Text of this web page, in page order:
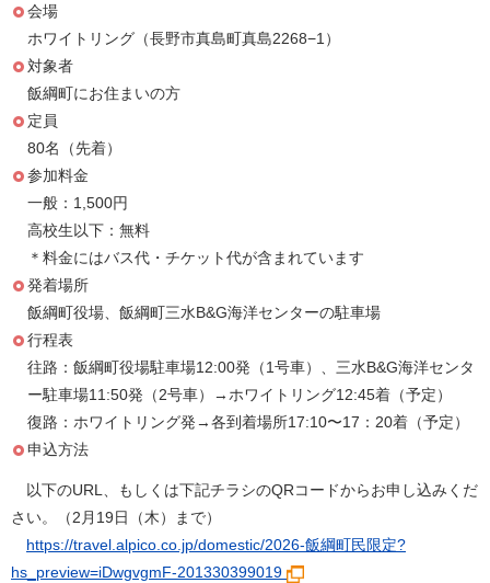
会場
ホワイトリング（長野市真島町真島2268−1）
対象者
飯綱町にお住まいの方
定員
80名（先着）
参加料金
一般：1,500円
高校生以下：無料
＊料金にはバス代・チケット代が含まれています
発着場所
飯綱町役場、飯綱町三水B&G海洋センターの駐車場
行程表
往路：飯綱町役場駐車場12:00発（1号車）、三水B&G海洋センタ
ー駐車場11:50発（2号車）→ホワイトリング12:45着（予定）
復路：ホワイトリング発→各到着場所17:10〜17：20着（予定）
申込方法
以下のURL、もしくは下記チラシのQRコードからお申し込みくだ
さい。（2月19日（木）まで）
https://travel.alpico.co.jp/domestic/2026-飯綱町民限定?
hs_preview=iDwgvgmF-201330399019